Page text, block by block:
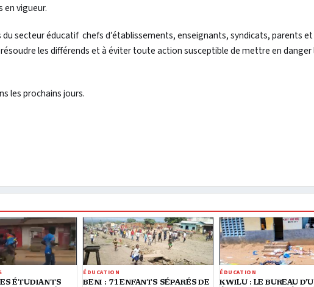
vigueur.
du secteur éducatif chefs d’établissements, enseignants, syndicats, parents
les différends et à éviter toute action susceptible de mettre en danger
les prochains jours.
ÉTUDIANTS
ÉDUCATION
BENI : 71 ENFANTS SÉPARÉS DE
ÉDUCATION
KWILU : LE BUREAU